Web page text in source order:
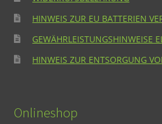
HINWEIS ZUR EU BATTERIEN
GEWÄHRLEISTUNGSHINWEISE
HINWEIS ZUR ENTSORGUNG
Onlineshop